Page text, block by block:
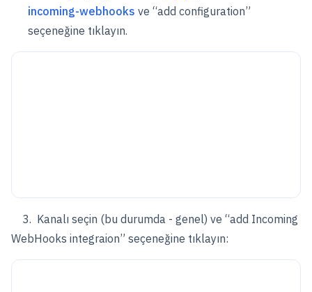
incoming-webhooks ve “add configuration”
seçeneğine tıklayın.
3. Kanalı seçin (bu durumda - genel) ve “add Incoming
WebHooks integraion” seçeneğine tıklayın: